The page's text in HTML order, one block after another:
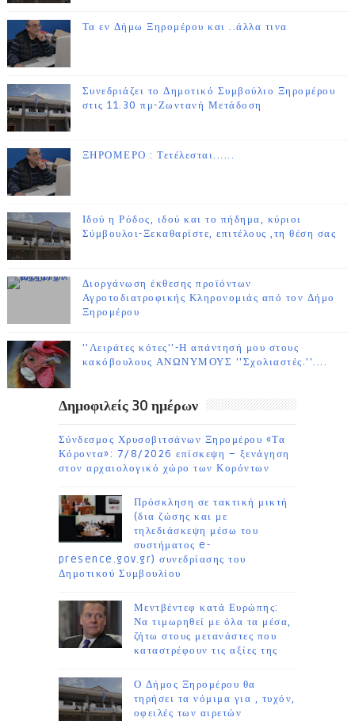
Τα εν Δήμω Ξηρομέρου και ..άλλα τινα
Συνεδριάζει το Δημοτικό Συμβούλιο Ξηρομέρου
στις 11.30 πμ-Ζωντανή Μετάδοση
ΞΗΡΟΜΕΡΟ : Τετέλεσται......
Ιδού η Ρόδος, ιδού και το πήδημα, κύριοι
Σύμβουλοι-Ξεκαθαρίστε, επιτέλους ,τη θέση σας
Διοργάνωση έκθεσης προϊόντων
Αγροτοδιατροφικής Κληρονομιάς από τον Δήμο
Ξηρομέρου
''Λειράτες κότες''-Η απάντησή μου στους
κακόβουλους ΑΝΩΝΥΜΟΥΣ ''Σχολιαστές.''....
Δημοφιλείς 30 ημέρων
Σύνδεσμος Χρυσοβιτσάνων Ξηρομέρου «Τα
Κόροντα»: 7/8/2026 επίσκεψη – ξενάγηση
στον αρχαιολογικό χώρο των Κορόντων
Πρόσκληση σε τακτική μικτή
(δια ζώσης και με
τηλεδιάσκεψη μέσω του
συστήματος e-
presence.gov.gr) συνεδρίασης του
Δημοτικού Συμβουλίου
Μεντβέντεφ κατά Ευρώπης:
Να τιμωρηθεί με όλα τα μέσα,
ζήτω στους μετανάστες που
καταστρέφουν τις αξίες της
Ο Δήμος Ξηρομέρου θα
τηρήσει τα νόμιμα για , τυχόν,
οφειλές των αιρετών